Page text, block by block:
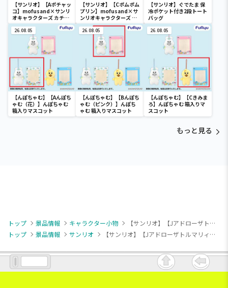
【サンリオ】【Aポチャッ
コ】mofusand×サンリ
オキャラクターズ カチュ
ーシャマスコット②
【サンリオ】【Cポムポム
プリン】mofusand×サ
ンリオキャラクターズ カ
チューシャマスコット②
【サンリオ】ぐでたま 保
冷ポケット付き2段トート
バッグ
26.08.05
【んぽちゃむ】【Aんぽち
ゃむ（花）】んぽちゃむ
箱入りマスコット
26.08.05
【んぽちゃむ】【Bんぽち
ゃむ（ピンク）】んぽち
ゃむ 箱入りマスコット
26.08.05
【んぽちゃむ】【Cきみま
ろ】んぽちゃむ 箱入りマ
スコット
もっと見る
トップ 景品情報 キャラクター小物
【サンリオ】【Jアドローザトルマリィ】サンリオキャラクターズ キャラクター大賞マスコット2025⑤
トップ
景品情報 サンリオ 【サンリオ】【Jアドローザトルマリィ】サンリオキャラクターズ キャラクター大賞マスコット2025⑤